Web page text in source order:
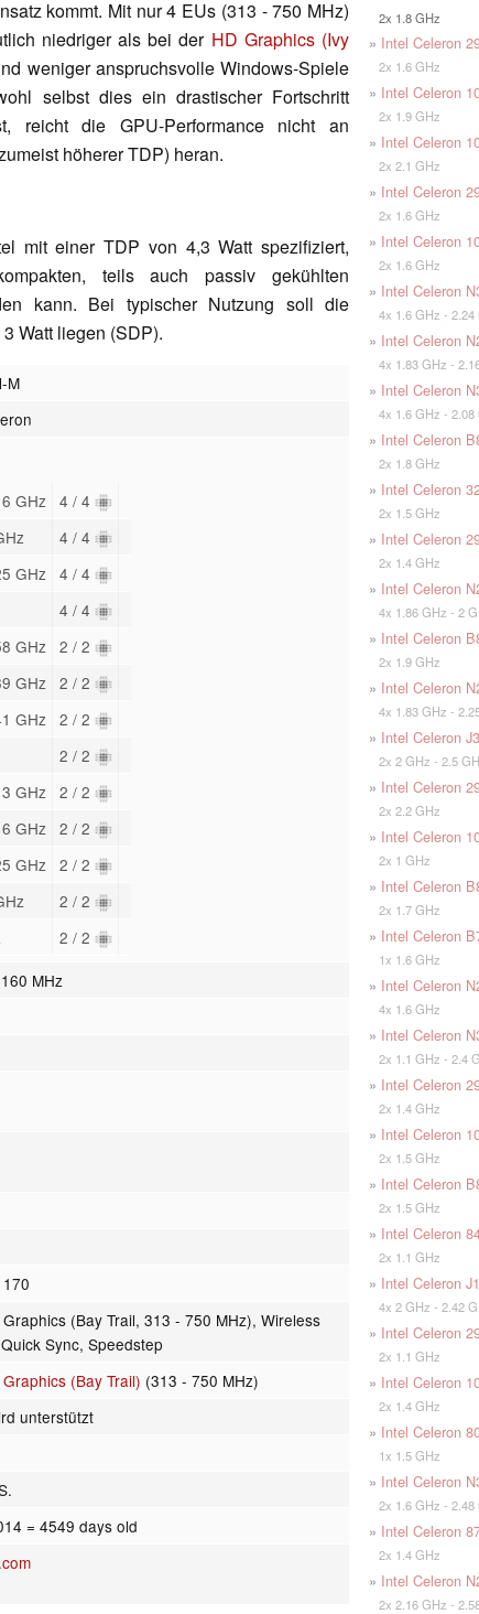
kommt. Mit nur 4 EUs (313 - 750 MHz)
niedriger als bei der HD Graphics (Ivy
weniger anspruchsvolle Windows-Spiele
selbst dies ein drastischer Fortschritt
reicht die GPU-Performance nicht an
höherer TDP) heran.
mit einer TDP von 4,3 Watt spezifiziert,
teils auch passiv gekühlten
kann. Bei typischer Nutzung soll die
Watt liegen (SDP).
M
GHz 4 / 4
4 / 4
GHz 4 / 4
4 / 4
GHz 2 / 2
GHz 2 / 2
GHz 2 / 2
2 / 2
GHz 2 / 2
GHz 2 / 2
GHz 2 / 2
2 / 2
2 / 2
MHz
(Bay Trail, 313 - 750 MHz), Wireless
Sync, Speedstep
(Bay Trail) (313 - 750 MHz)
unterstützt
= 4549 days old
2x 1.8 GHz
» Intel Celeron
2x 1.6 GHz
» Intel Celeron
2x 1.9 GHz
» Intel Celeron
2x 2.1 GHz
» Intel Celeron
2x 1.6 GHz
» Intel Celeron
2x 1.6 GHz
» Intel Celeron
4x 1.6 GHz - 2.24
» Intel Celeron
4x 1.83 GHz -
» Intel Celeron
4x 1.6 GHz - 2.08
» Intel Celeron
2x 1.8 GHz
» Intel Celeron
2x 1.5 GHz
» Intel Celeron
2x 1.4 GHz
» Intel Celeron
4x 1.86 GHz - 2
» Intel Celeron
2x 1.9 GHz
» Intel Celeron
4x 1.83 GHz -
» Intel Celeron
2x 2 GHz - 2.5
» Intel Celeron
2x 2.2 GHz
» Intel Celeron
2x 1 GHz
» Intel Celeron
2x 1.7 GHz
» Intel Celeron
1x 1.6 GHz
» Intel Celeron
4x 1.6 GHz
» Intel Celeron
2x 1.1 GHz - 2.4
» Intel Celeron
2x 1.4 GHz
» Intel Celeron
2x 1.5 GHz
» Intel Celeron
2x 1.5 GHz
» Intel Celeron
2x 1.1 GHz
» Intel Celeron
4x 2 GHz - 2.42
» Intel Celeron
2x 1.1 GHz
» Intel Celeron
2x 1.4 GHz
» Intel Celeron
1x 1.5 GHz
» Intel Celeron
2x 1.6 GHz - 2.48
» Intel Celeron
2x 1.4 GHz
» Intel Celeron
2x 2.16 GHz -